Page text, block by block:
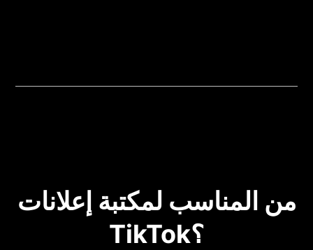
من المناسب لمكتبة إعلانات
TikTok؟